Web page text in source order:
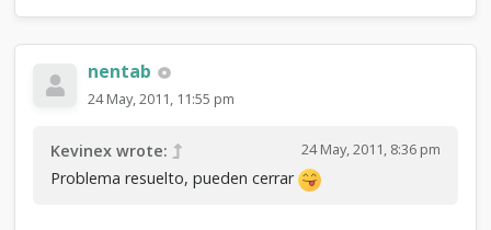
nentab
24 May, 2011, 11:55 pm
24 May, 2011, 8:36 pm
Kevinex wrote:
Problema resuelto, pueden cerrar